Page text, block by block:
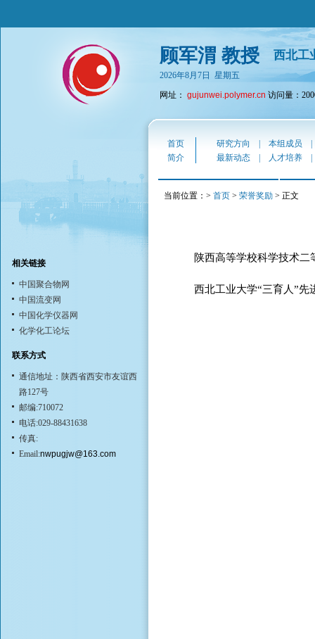
顾军渭 教授 西北工
2026年8月7日 星期五
网址： gujunwei.polymer.cn 访问量：
相关链接
中国聚合物网
中国流变网
中国化学仪器网
化学化工论坛
联系方式
通信地址：陕西省西安市友谊西
路127号
邮编:710072
电话:029-88431638
传真:
Email:nwpugjw@163.com
首页 研究方向 本组成员
简介
最新动态 人才培养
当前位置：> 首页 > 荣誉奖励 > 正文
陕西高等学校科学技术二
西北工业大学“三育人”先